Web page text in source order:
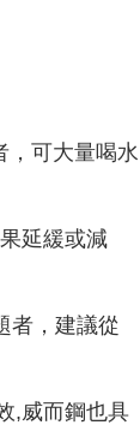
，可大量喝水
延緩或減
者，建議從
,威而鋼也具